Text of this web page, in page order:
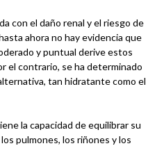
con el daño renal y el riesgo de
ahora no hay evidencia que
y puntual derive estos
el contrario, se ha determinado
tan hidratante como el
la capacidad de equilibrar su
pulmones, los riñones y los